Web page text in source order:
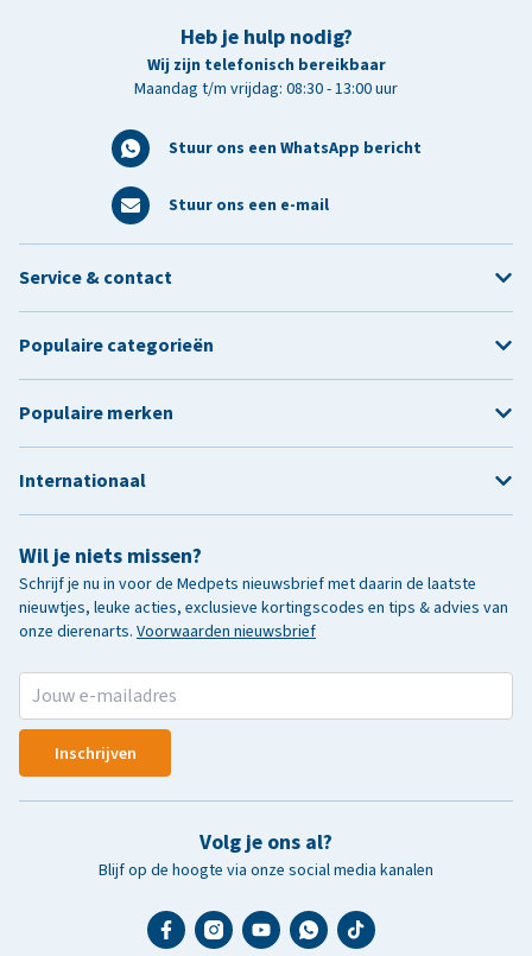
Heb je hulp nodig?
Wij zijn telefonisch bereikbaar
Maandag t/m vrijdag: 08:30 - 13:00 uur
Stuur ons een WhatsApp bericht
Stuur ons een e-mail
Wil je niets missen?
Schrijf je nu in voor de Medpets nieuwsbrief met daarin de laatste
nieuwtjes, leuke acties, exclusieve kortingscodes en tips & advies van
onze dierenarts. Voorwaarden nieuwsbrief
Inschrijven
Volg je ons al?
Blijf op de hoogte via onze social media kanalen
Service & contact
Populaire categorieën
Populaire merken
Internationaal